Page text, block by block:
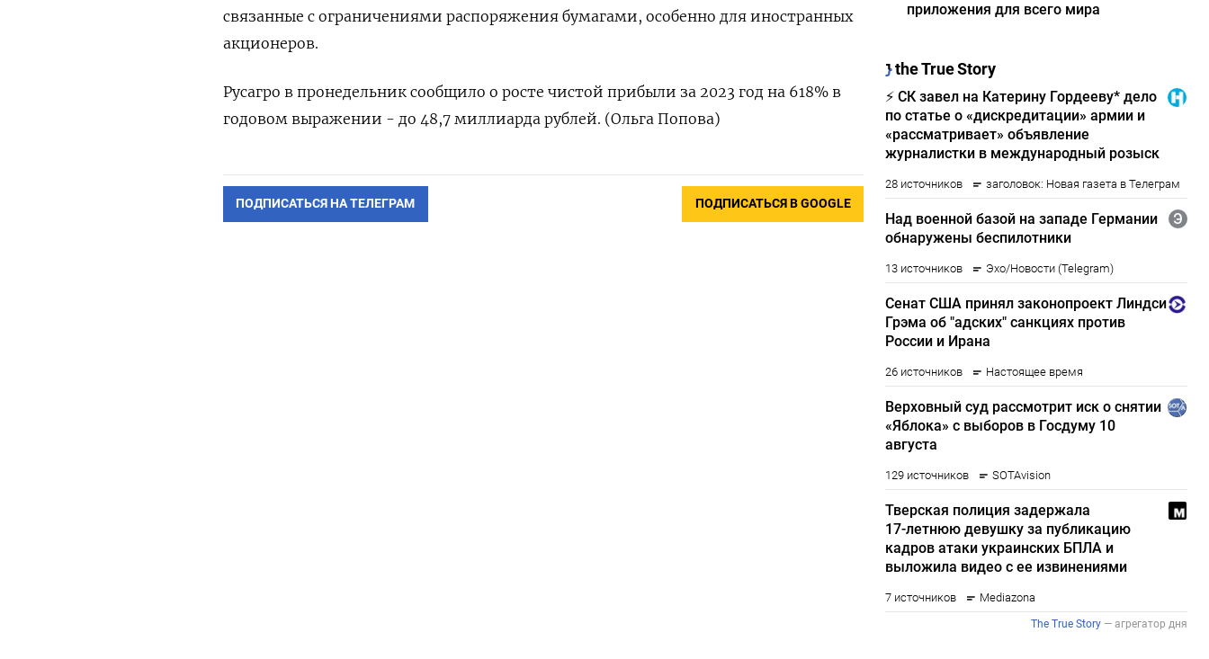
связанные с ограничениями распоряжения бумагами, особенно для иностранных
акционеров.
Русагро в пронедельник сообщило о росте чистой прибыли за 2023 год на 618% в
годовом выражении - до 48,7 миллиарда рублей. (Ольга Попова)
ПОДПИСАТЬСЯ НА ТЕЛЕГРАМ ПОДПИСАТЬСЯ В GOOGLE
приложения для всего мира